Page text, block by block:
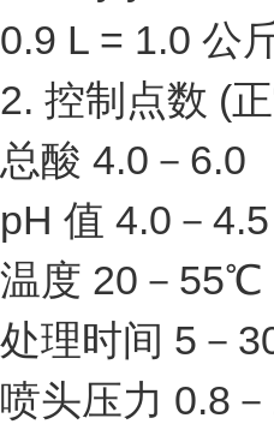
0.9 L = 1.0 公
2. 控制点数 (
总酸 4.0－6.0
pH 值 4.0－4.5
温度 20－55℃
处理时间 5－
喷头压力 0.8